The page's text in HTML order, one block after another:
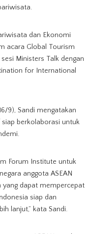
dan Ekonomi
acara Global Tourism
Ministers Talk dengan
for International
9), Sandi mengatakan
berkolaborasi untuk
Forum Institute untuk
anggota ASEAN
dapat mempercepat
siap dan
lanjut,” kata Sandi.